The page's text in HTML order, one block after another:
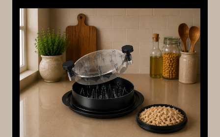
BARRILES
EQUIPOS ELÉCTRICOS
OLLAS
CARBONATACIÓN Y OXIGENACIÓN
MACERACIÓN Y FILTRADO
FERMENTACIÓN Y MADURADO
COCCIÓN Y MEDICIÓN
CONEXIONES